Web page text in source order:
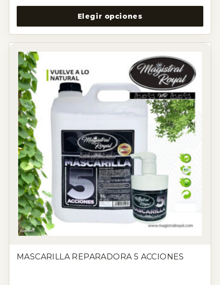
Elegir opciones
MASCARILLA REPARADORA 5 ACCIONES